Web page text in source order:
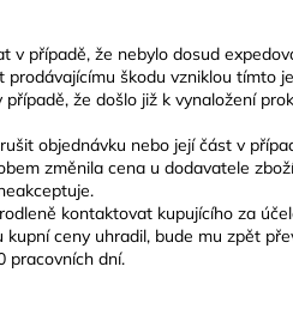
v případě, že nebylo dosud
škodu vzniklou tímto
že došlo již k vynaložení
objednávku nebo její část v
změnila cena u dodavatele
kontaktovat kupujícího za
ceny uhradil, bude mu zpět
pracovních dní.